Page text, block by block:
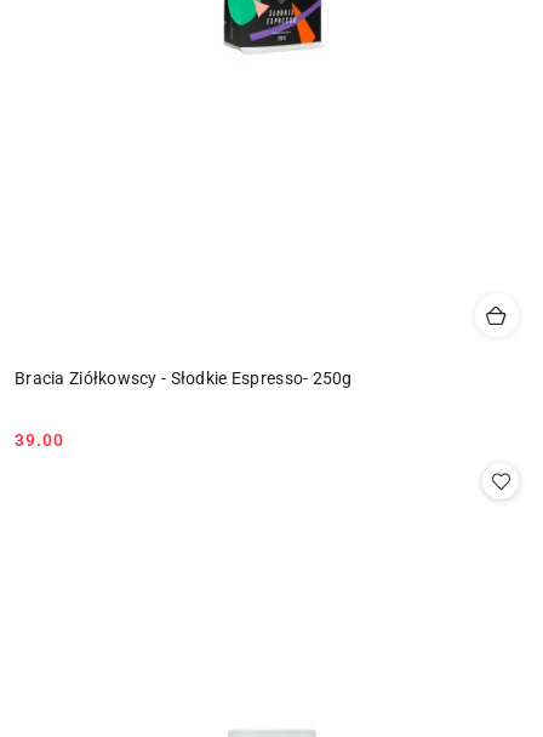
Bracia Ziółkowscy - Słodkie Espresso- 250g
Cena:
39.00